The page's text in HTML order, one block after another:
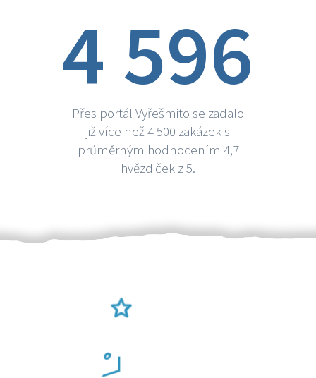
4 596
Přes portál Vyřešmito se zadalo
již více než 4 500 zakázek s
průměrným hodnocením 4,7
hvězdiček z 5.